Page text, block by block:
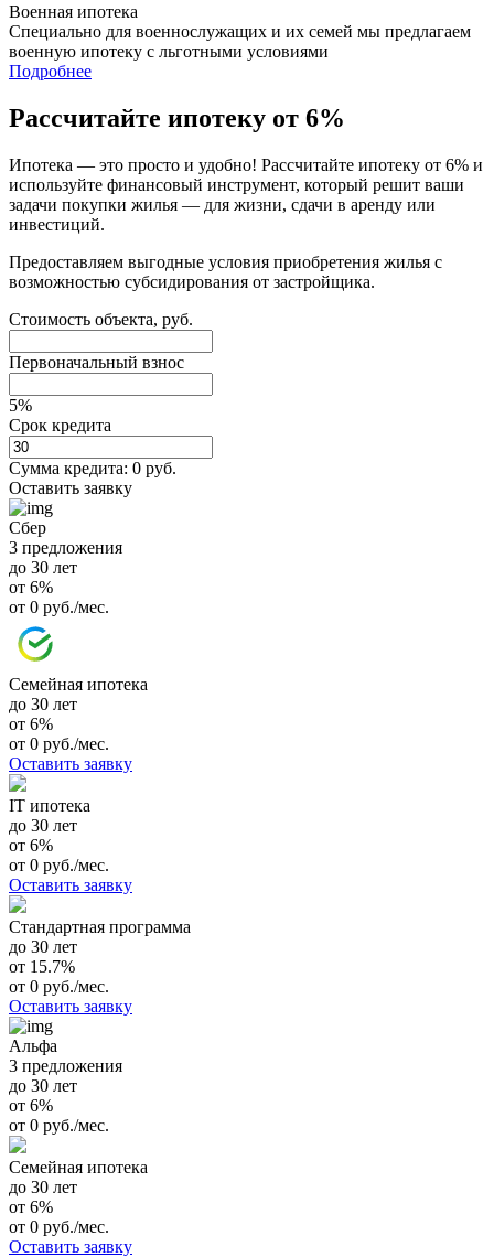
Военная ипотека
Специально для военнослужащих и их семей мы предлагаем
военную ипотеку с льготными условиями
Подробнее
Рассчитайте ипотеку от 6%
Ипотека — это просто и удобно! Рассчитайте ипотеку от 6% и
используйте финансовый инструмент, который решит ваши
задачи покупки жилья — для жизни, сдачи в аренду или
инвестиций.
Предоставляем выгодные условия приобретения жилья с
возможностью субсидирования от застройщика.
Стоимость объекта, руб.
Первоначальный взнос
5%
Срок кредита
Сумма кредита: 0 руб.
Оставить заявку
Сбер
3 предложения
до 30 лет
от 6%
от 0 руб./мес.
Семейная ипотека
до 30 лет
от 6%
от 0 руб./мес.
Оставить заявку
IT ипотека
до 30 лет
от 6%
от 0 руб./мес.
Оставить заявку
Стандартная программа
до 30 лет
от 15.7%
от 0 руб./мес.
Оставить заявку
Альфа
3 предложения
до 30 лет
от 6%
от 0 руб./мес.
Семейная ипотека
до 30 лет
от 6%
от 0 руб./мес.
Оставить заявку